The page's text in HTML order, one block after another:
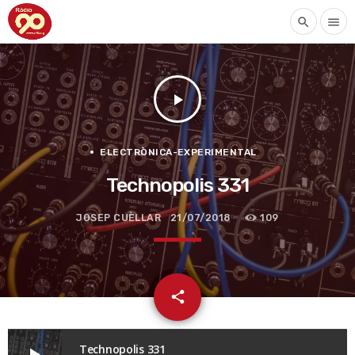
search menu
play_arrow
ELECTRÒNICA-EXPERIMENTAL
Technopolis 331
JOSEP CUÈLLAR 21/07/2018 109
share
email
Technopolis 331